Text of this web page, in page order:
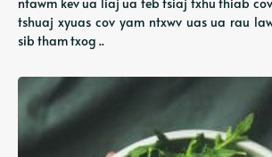
tshuaj xyuas cov yam ntxwv uas ua rau
sib tham txog ..